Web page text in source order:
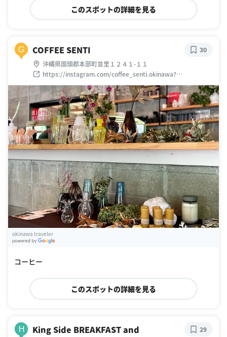
このスポットの詳細を見る
G COFFEE SENTI
沖縄県国頭郡本部町並里１２４１-１１
https://instagram.com/coffee_senti.okinawa?
utm_medium=copy_link
30
okinawa traveler
コーヒー
このスポットの詳細を見る
H
King Side BREAKFAST and
29